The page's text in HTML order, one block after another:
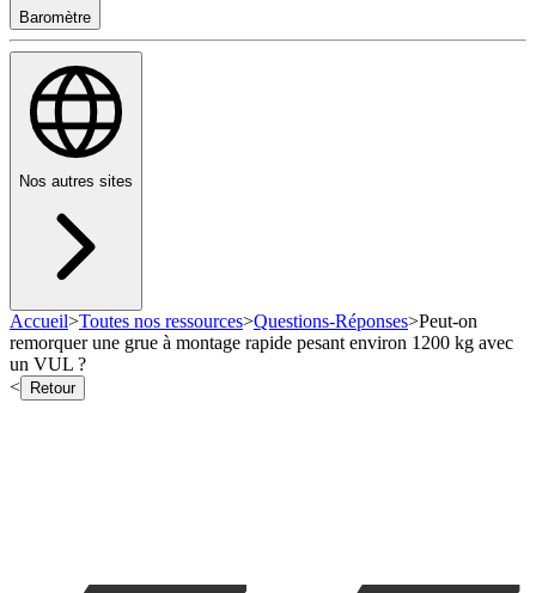
Baromètre
Nos autres sites
Accueil>Toutes nos ressources>Questions-Réponses>Peut-on
remorquer une grue à montage rapide pesant environ 1200 kg avec
un VUL ?
<
Retour